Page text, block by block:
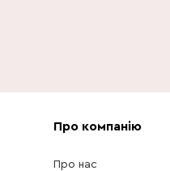
Про компанію
Про нас